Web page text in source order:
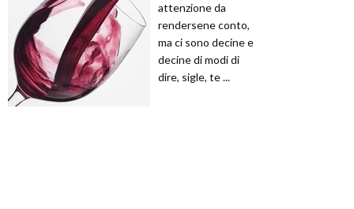
attenzione da
rendersene conto,
ma ci sono decine e
decine di modi di
dire, sigle, te ...